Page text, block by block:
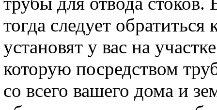
тогда следует
установят у вас на
которую посредством
со всего вашего дома и